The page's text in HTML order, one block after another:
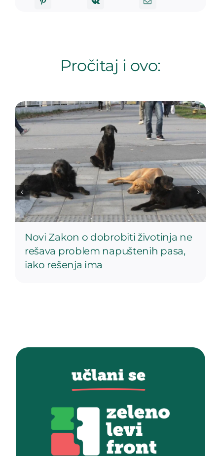
Pročitaj i ovo:
Novi Zakon o dobrobiti životinja ne
rešava problem napuštenih pasa,
iako rešenja ima